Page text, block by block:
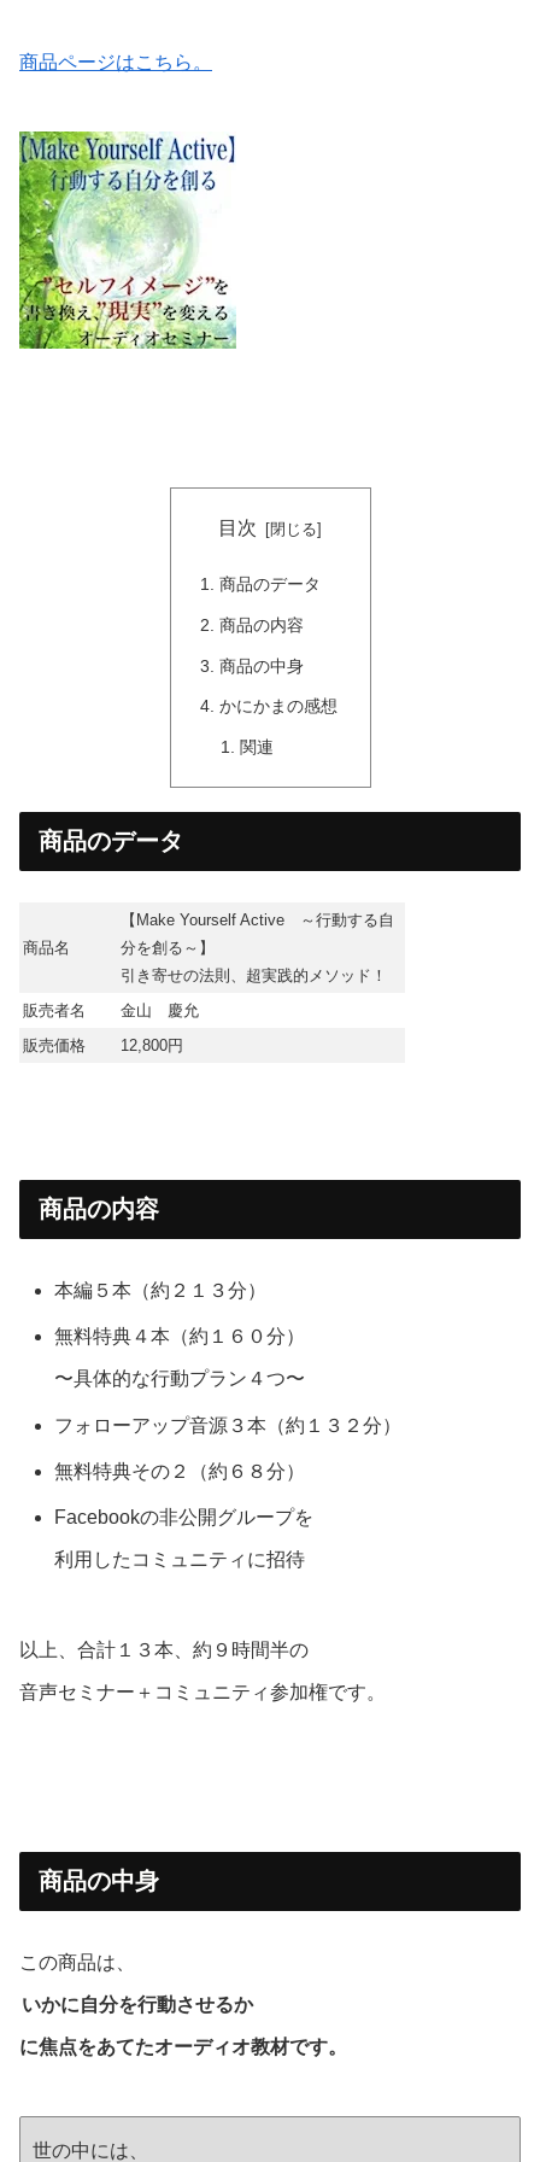
商品ページはこちら。
目次
商品のデータ
商品の内容
商品の中身
かにかまの感想
関連
商品のデータ
商品名
【 Make Yourself Active ～行動する自
分を創る～】
引き寄せの法則、超実践的メソッド！
販売者名
金山 慶允
販売価格
12,800円
商品の内容
本編５本（約２１３分）
無料特典４本（約１６０分）
〜具体的な行動プラン４つ〜
フォローアップ音源３本（約１３２分）
無料特典その２（約６８分）
Facebookの非公開グループを
利用したコミュニティに招待
以上、合計１３本、約９時間半の
音声セミナー＋コミュニティ参加権です。
商品の中身
この商品は、
いかに自分を行動させるか
に焦点をあてたオーディオ教材です。
世の中には、